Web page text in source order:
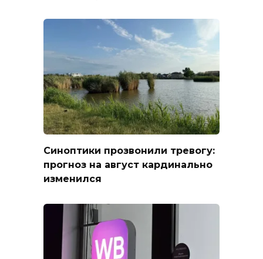
Синоптики прозвонили тревогу:
прогноз на август кардинально
изменился